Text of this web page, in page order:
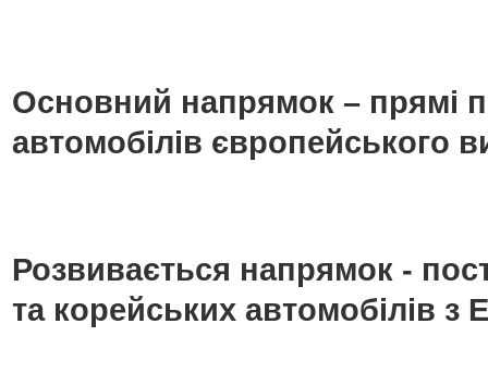
Основний напрямок – прямі
автомобілів європейського
Розвивається напрямок -
та корейських автомобілів з